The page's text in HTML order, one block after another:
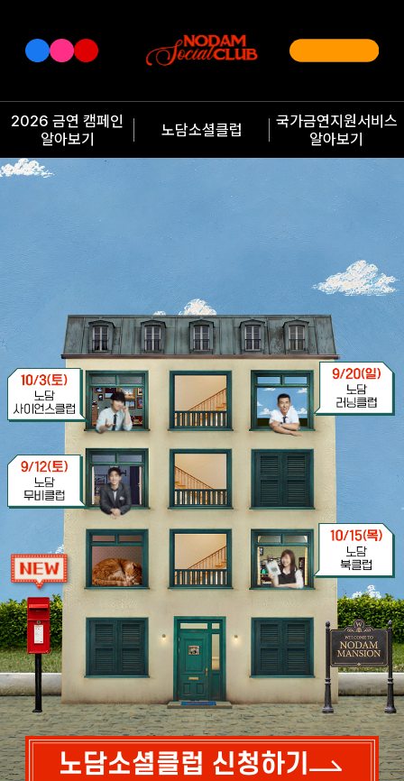
2026 금연 캠페인
알아보기
노담소셜클럽
국가금연지원서비스
알아보기
노담소셜클럽 신청하기